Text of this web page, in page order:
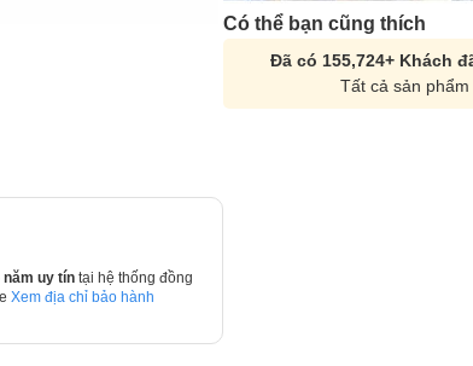
năm uy tín tại hệ thống đồng
Xem địa chỉ bảo hành
Có thể bạn cũng thích
Đã có 155,724+ Khách
Tất cả sản